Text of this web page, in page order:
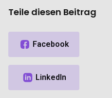
Teile diesen Beitrag